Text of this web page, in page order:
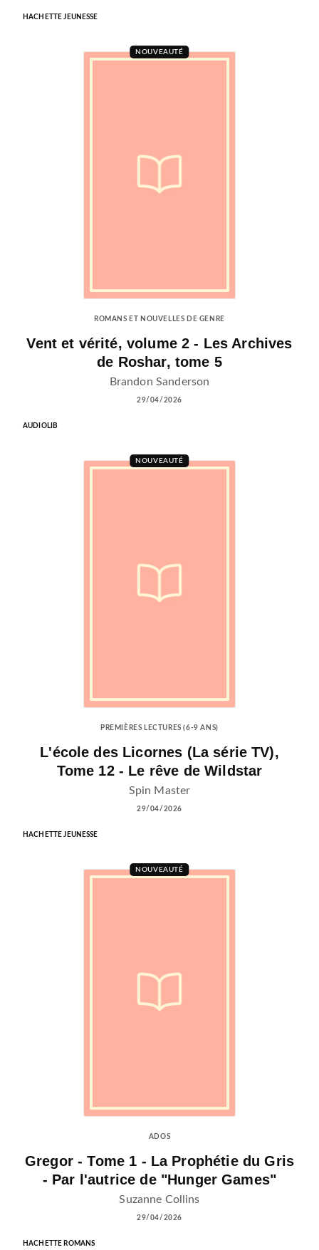
HACHETTE JEUNESSE
NOUVEAUTÉ
ROMANS ET NOUVELLES DE GENRE
Vent et vérité, volume 2 - Les Archives
de Roshar, tome 5
Brandon Sanderson
29/04/2026
AUDIOLIB
NOUVEAUTÉ
PREMIÈRES LECTURES (6-9 ANS)
L'école des Licornes (La série TV),
Tome 12 - Le rêve de Wildstar
Spin Master
29/04/2026
HACHETTE JEUNESSE
NOUVEAUTÉ
ADOS
Gregor - Tome 1 - La Prophétie du Gris
- Par l'autrice de "Hunger Games"
Suzanne Collins
29/04/2026
HACHETTE ROMANS